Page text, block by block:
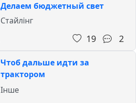
Делаем бюджетный свет
Стайлінг
19 2
Чтоб дальше идти за
трактором
Інше